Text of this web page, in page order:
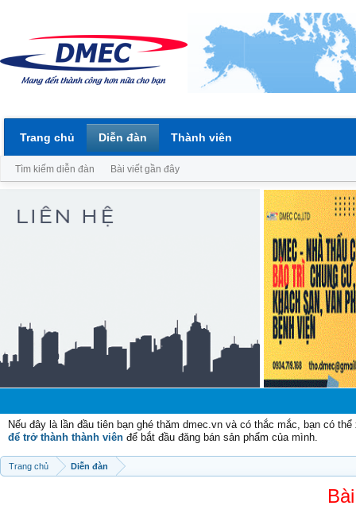
Nếu đây là lần đầu tiên bạn ghé thăm dmec.vn và có thắc mắc, bạn có
để trở thành thành viên để bắt đầu đăng bán sản phẩm của mình.
Trang chủ Diễn đàn
Trang chủ Diễn đàn
Tìm kiếm diễn đàn Bài viết gần đây
Thành viên